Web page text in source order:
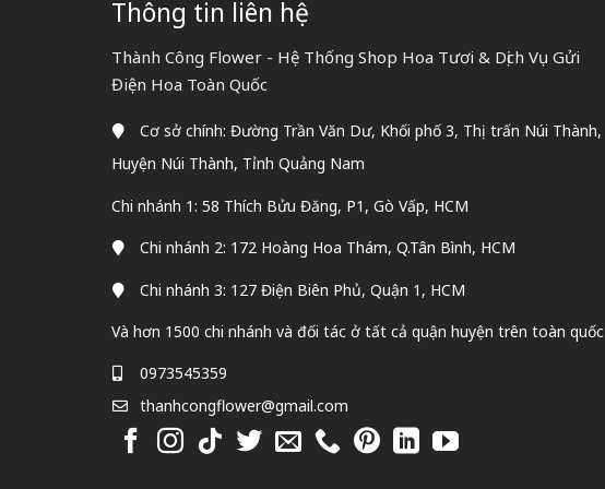
Thông tin liên hệ
Thành Công Flower - Hệ Thống Shop Hoa Tươi & Dịch Vụ Gửi
Điện Hoa Toàn Quốc
Cơ sở chính: Đường Trần Văn Dư, Khối phố 3, Thị trấn Núi Thành,
Huyện Núi Thành, Tỉnh Quảng Nam
Chi nhánh 1: 58 Thích Bửu Đăng, P1, Gò Vấp, HCM
Chi nhánh 2: 172 Hoàng Hoa Thám, Q.Tân Bình, HCM
Chi nhánh 3: 127 Điện Biên Phủ, Quận 1, HCM
Và hơn 1500 chi nhánh và đối tác ở tất cả quận huyện trên toàn quốc
0973545359
thanhcongflower@gmail.com